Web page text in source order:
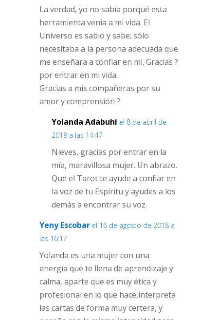
La verdad, yo no sabía porqué esta
herramienta venia a mi vida. El
Universo es sabio y sabe; sólo
necesitaba a la persona adecuada que
me enseñara a confiar en mi. Gracias ?
por entrar en mi vida.
Gracias a mis compañeras por su
amor y comprensión ?
Yolanda Adabuhi el 8 de abril de
2018 a las 14:47
Nieves, gracias por entrar en la
mía, maravillosa mujer. Un abrazo.
Que el Tarot te ayude a confiar en
la voz de tu Espíritu y ayudes a los
demás a encontrar su voz.
Yeny Escobar el 16 de agosto de 2018 a
las 16:17
Yolanda es una mujer con una
energía que te llena de aprendizaje y
calma, aparte que es muy ética y
profesional en lo que hace,interpreta
las cartas de forma muy certera, y